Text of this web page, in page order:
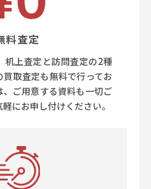
料査定
机上査定と訪問査定の2種
取査定も無料で行ってお
、ご用意する資料も一切ご
にお申し付けください。